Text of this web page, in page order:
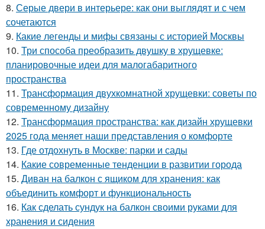
8. Серые двери в интерьере: как они выглядят и с чем
сочетаются
9. Какие легенды и мифы связаны с историей Москвы
10. Три способа преобразить двушку в хрущевке:
планировочные идеи для малогабаритного
пространства
11. Трансформация двухкомнатной хрущевки: советы по
современному дизайну
12. Трансформация пространства: как дизайн хрущевки
2025 года меняет наши представления о комфорте
13. Где отдохнуть в Москве: парки и сады
14. Какие современные тенденции в развитии города
15. Диван на балкон с ящиком для хранения: как
объединить комфорт и функциональность
16. Как сделать сундук на балкон своими руками для
хранения и сидения